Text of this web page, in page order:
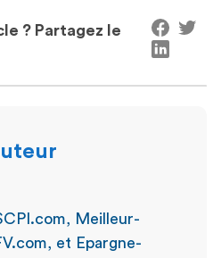
? Partagez le
Meilleur-
et Epargne-